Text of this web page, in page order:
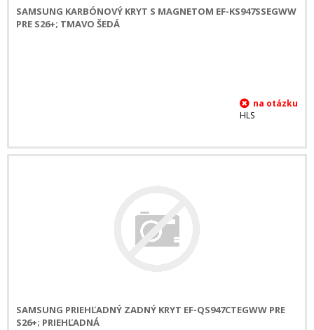
SAMSUNG KARBÓNOVÝ KRYT S MAGNETOM EF-KS947SSEGWW
PRE S26+; TMAVO ŠEDÁ
HLS
SAMSUNG PRIEHĽADNÝ ZADNÝ KRYT EF-QS947CTEGWW PRE
S26+; PRIEHĽADNÁ